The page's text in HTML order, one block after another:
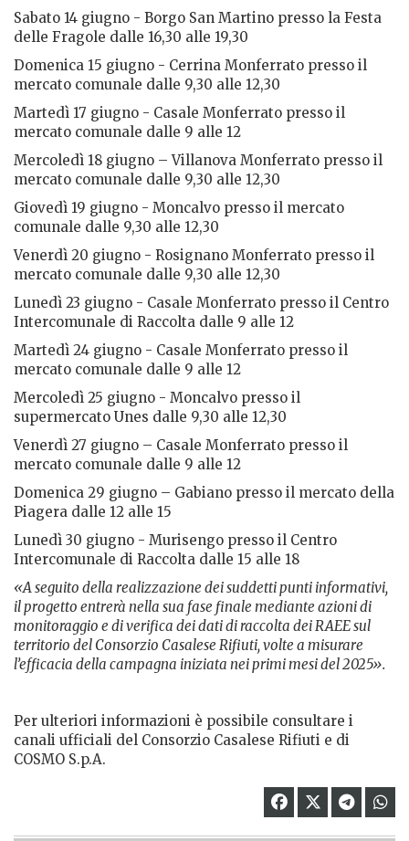
Sabato 14 giugno - Borgo San Martino presso la Festa
delle Fragole dalle 16,30 alle 19,30
Domenica 15 giugno - Cerrina Monferrato presso il
mercato comunale dalle 9,30 alle 12,30
Martedì 17 giugno - Casale Monferrato presso il
mercato comunale dalle 9 alle 12
Mercoledì 18 giugno – Villanova Monferrato presso il
mercato comunale dalle 9,30 alle 12,30
Giovedì 19 giugno - Moncalvo presso il mercato
comunale dalle 9,30 alle 12,30
Venerdì 20 giugno - Rosignano Monferrato presso il
mercato comunale dalle 9,30 alle 12,30
Lunedì 23 giugno - Casale Monferrato presso il Centro
Intercomunale di Raccolta dalle 9 alle 12
Martedì 24 giugno - Casale Monferrato presso il
mercato comunale dalle 9 alle 12
Mercoledì 25 giugno - Moncalvo presso il
supermercato Unes dalle 9,30 alle 12,30
Venerdì 27 giugno – Casale Monferrato presso il
mercato comunale dalle 9 alle 12
Domenica 29 giugno – Gabiano presso il mercato della
Piagera dalle 12 alle 15
Lunedì 30 giugno - Murisengo presso il Centro
Intercomunale di Raccolta dalle 15 alle 18
«A seguito della realizzazione dei suddetti punti informativi,
il progetto entrerà nella sua fase finale mediante azioni di
monitoraggio e di verifica dei dati di raccolta dei RAEE sul
territorio del Consorzio Casalese Rifiuti, volte a misurare
l’efficacia della campagna iniziata nei primi mesi del 2025».
Per ulteriori informazioni è possibile consultare i
canali ufficiali del Consorzio Casalese Rifiuti e di
COSMO S.p.A.